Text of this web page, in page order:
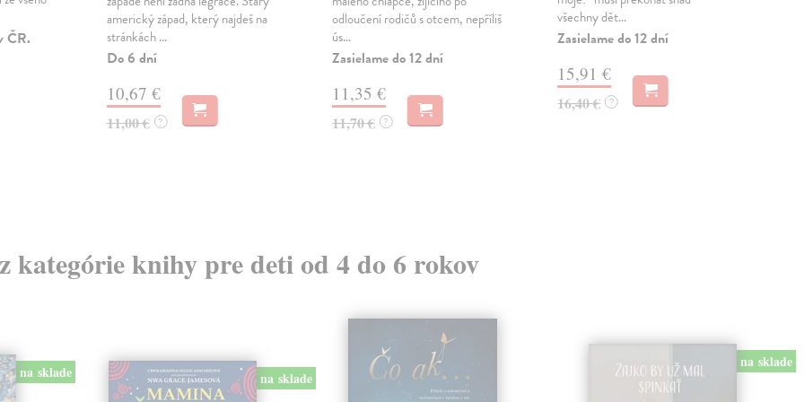
ČR.
americký západ, který najdeš na
stránkách ...
Do 6 dní
10,67 €
11,00 € ?
odloučení rodičů s otcem, nepříliš
ús...
Zasielame do 12 dní
11,35 €
11,70 € ?
všechny dět...
Zasielame do 12 dní
15,91 €
16,40 € ?
kategórie knihy pre deti od 4 do 6 rokov
na sklade na sklade
na sklade